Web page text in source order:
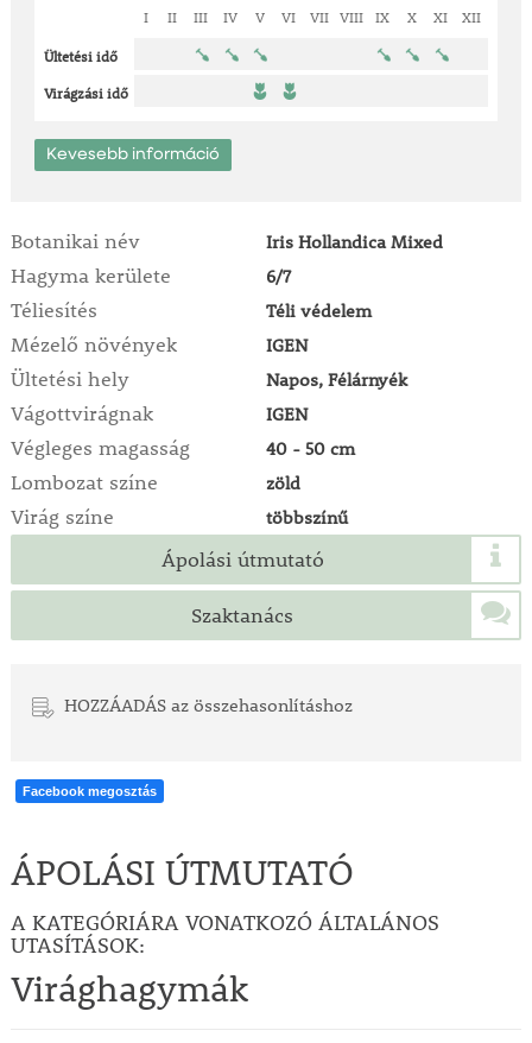
I II III IV V VI VII VIII IX X XI XII
Ültetési idő
Virágzási idő
Kevesebb információ
Botanikai név Iris Hollandica Mixed
Hagyma kerülete 6/7
Téliesítés Téli védelem
Mézelő növények IGEN
Ültetési hely Napos, Félárnyék
Vágottvirágnak IGEN
Végleges magasság 40 - 50 cm
Lombozat színe zöld
Virág színe többszínű
Ápolási útmutató
Szaktanács
HOZZÁADÁS az összehasonlításhoz
Facebook megosztás
ÁPOLÁSI ÚTMUTATÓ
A KATEGÓRIÁRA VONATKOZÓ ÁLTALÁNOS
UTASÍTÁSOK:
Virághagymák